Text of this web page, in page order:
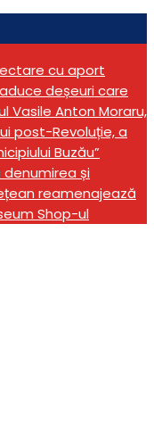
cu aport
deșeuri care
Vasile Anton Moraru,
post-Revoluție, a
Buzău”
denumirea și
reamenajează
Shop-ul